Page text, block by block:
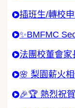
插班生/轉校
✨BMFMC
法團校董會家
🌸 梨園薪火
🎉🏆 熱烈祝